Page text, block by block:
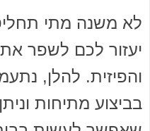
לא משנה מתי
יעזור לכם לשפר
והפיזית. להלן,
בביצוע מתיחות